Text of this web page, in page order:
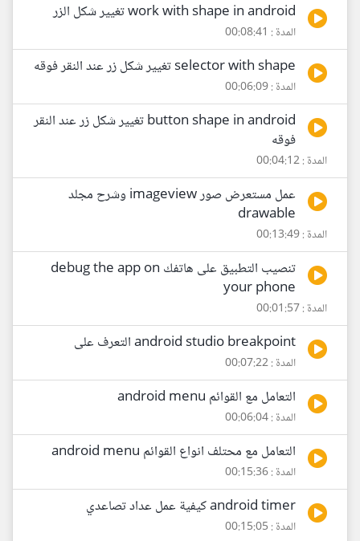
work with shape in android تغيير شكل الزر
المدة : 00:08:41
selector with shape تغيير شكل زر عند النقر فوقه
المدة : 00:06:09
button shape in android تغيير شكل زر عند النقر
فوقه
المدة : 00:04:12
عمل مستعرض صور imageview وشرح مجلد
drawable
المدة : 00:13:49
تنصيب التطبيق على هاتفك debug the app on
your phone
المدة : 00:01:57
android studio breakpoint التعرف على
المدة : 00:07:22
التعامل مع القوائم android menu
المدة : 00:06:04
التعامل مع محتلف انواع القوائم android menu
المدة : 00:15:36
android timer كيفية عمل عداد تصاعدي
المدة : 00:15:05